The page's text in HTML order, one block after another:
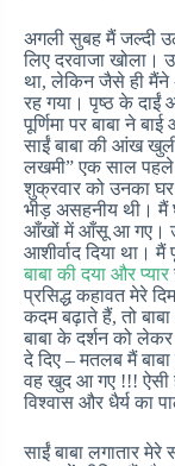
अगली सुबह मैं जल्दी
लिए दरवाजा खोला।
था, लेकिन जैसे ही मैंने
रह गया। पृष्ठ के
पूर्णिमा पर बाबा ने
साईं बाबा की आंख
लखमी” एक साल पहले
शुक्रवार को उनका
भीड़ असहनीय थी। मैं
आँखों में आँसू आ गए।
आशीर्वाद दिया था।
बाबा की दया और प्यार
प्रसिद्ध कहावत मेरे
कदम बढ़ाते हैं, तो
बाबा के दर्शन को
दे दिए – मतलब मैं
वह खुद आ गए !!! ऐसी
विश्वास और धैर्य का
साईं बाबा लगातार